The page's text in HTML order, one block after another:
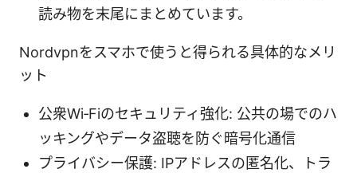
読み物を末尾にまとめています。
Nordvpnをスマホで使うと得られる具体的なメリ
ット
公衆Wi‑Fiのセキュリティ強化: 公共の場でのハ
ッキングやデータ盗聴を防ぐ暗号化通信
プライバシー保護: IPアドレスの匿名化、トラ